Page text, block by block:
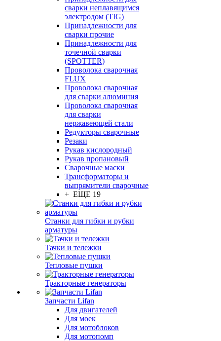
сварки неплавящимся
электродом (TIG)
Принадлежности для
сварки прочие
Принадлежности для
точечной сварки
(SPOTTER)
Проволока сварочная
FLUX
Проволока сварочная
для сварки алюминия
Проволока сварочная
для сварки
нержавеющей стали
Редукторы сварочные
Резаки
Рукав кислородный
Рукав пропановый
Сварочные маски
Трансформаторы и
выпрямители сварочные
+ ЕЩЕ 19
Станки для гибки и рубки
арматуры
Тачки и тележки
Тепловые пушки
Тракторные генераторы
Запчасти Lifan
Для двигателей
Для моек
Для мотоблоков
Для мотопомп